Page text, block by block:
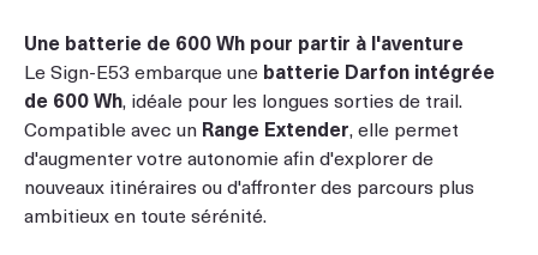
Une batterie de 600 Wh pour partir à l'aventure
Le Sign-E53 embarque une batterie Darfon intégrée
de 600 Wh, idéale pour les longues sorties de trail.
Compatible avec un Range Extender, elle permet
d'augmenter votre autonomie afin d'explorer de
nouveaux itinéraires ou d'affronter des parcours plus
ambitieux en toute sérénité.